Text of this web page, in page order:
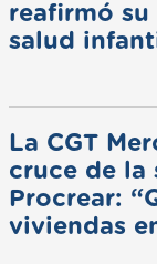
reafirmó su
salud
La CGT
cruce de la
Procrear:
viviendas